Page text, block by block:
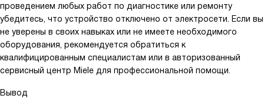
проведением любых работ по диагностике или ремонту
убедитесь, что устройство отключено от электросети. Если вы
не уверены в своих навыках или не имеете необходимого
оборудования, рекомендуется обратиться к
квалифицированным специалистам или в авторизованный
сервисный центр Miele для профессиональной помощи.
Вывод